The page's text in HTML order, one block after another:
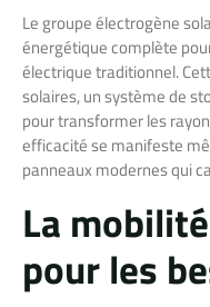
Le groupe électrogène
énergétique complète
électrique traditionnel.
solaires, un système de
pour transformer les
efficacité se manifeste
panneaux modernes qui
La
pour les